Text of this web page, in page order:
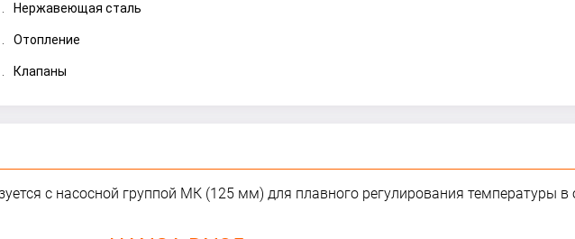
Нержавеющая сталь
Отопление
Клапаны
с насосной группой МК (125 мм) для плавного регулирования температуры в